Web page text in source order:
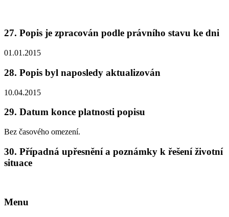
27. Popis je zpracován podle právního stavu ke dni
01.01.2015
28. Popis byl naposledy aktualizován
10.04.2015
29. Datum konce platnosti popisu
Bez časového omezení.
30. Případná upřesnění a poznámky k řešení životní
situace
Menu